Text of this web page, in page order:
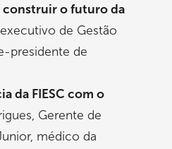
construir o futuro da
de Gestão
presidente de
da FIESC com o
Gerente de
médico da